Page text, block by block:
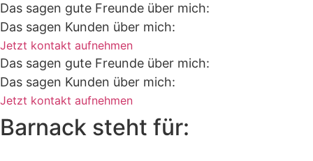
Das sagen gute Freunde über mich:
Das sagen Kunden über mich:
Jetzt kontakt aufnehmen
Das sagen gute Freunde über mich:
Das sagen Kunden über mich:
Jetzt kontakt aufnehmen
Barnack steht für: